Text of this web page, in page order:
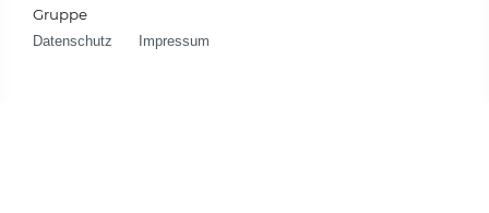
Gruppe
Datenschutz Impressum